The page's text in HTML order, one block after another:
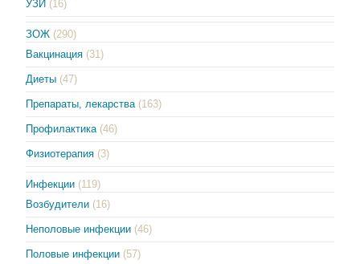
УЗИ (16)
ЗОЖ (290)
Вакцинация (31)
Диеты (47)
Препараты, лекарства (163)
Профилактика (46)
Физиотерапия (3)
Инфекции (119)
Возбудители (16)
Неполовые инфекции (46)
Половые инфекции (57)